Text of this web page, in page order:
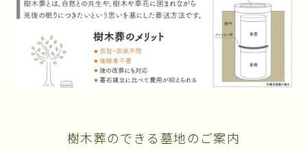
樹木葬のできる墓地のご案内